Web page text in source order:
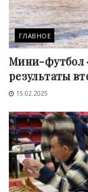
ГЛАВНОЕ
Мини-футбол
результаты
15.02.2025